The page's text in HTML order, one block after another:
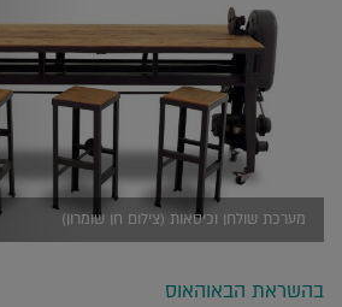
מערכת שולחן וכיסאות (צילום חן שומרון)
בהשראת הבאוהאוס